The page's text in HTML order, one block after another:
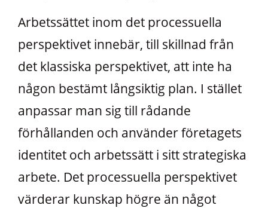
Arbetssättet inom det processuella
perspektivet innebär, till skillnad från
det klassiska perspektivet, att inte ha
någon bestämt långsiktig plan. I stället
anpassar man sig till rådande
förhållanden och använder företagets
identitet och arbetssätt i sitt strategiska
arbete. Det processuella perspektivet
värderar kunskap högre än något